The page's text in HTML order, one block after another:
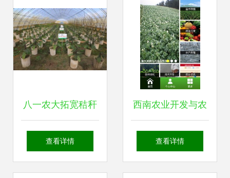
八一农大拓宽秸秆
循环利用范围 开辟
查看详情
西南农业开发与农
业种植技术下载指
查看详情